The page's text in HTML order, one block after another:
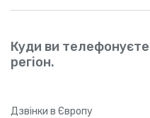
Куди ви
регіон.
Дзвінки в Європу